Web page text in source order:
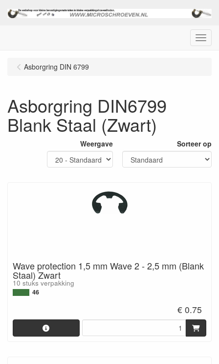
Menu
Asborgring DIN 6799
Asborgring DIN6799
Blank Staal (Zwart)
Weergave Sorteer op
Wave protection 1,5 mm Wave 2 - 2,5 mm (Blank
Staal) Zwart
10 stuks verpakking
46
€ 0.75